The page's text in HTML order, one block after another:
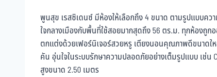
พูนสุข เรสซิเดนซ์ มีห้องให้เลือกถึง 4 ขนาด ตามรูปแบบคว
ใจกลางเมืองกับพื้นที่ใช้สอยมากสุดถึง 56 ตร.ม. ทุกห้องถูก
ตกแต่งด้วยเฟอร์นิเจอร์สวยหรู เตียงนอนคุณภาพดีขนาดใ
คัน อุ่นใจในระบบรักษาความปลอดภัยอย่างเต็มรูปแบบ เช่
สูงขนาด 2.50 เมตร